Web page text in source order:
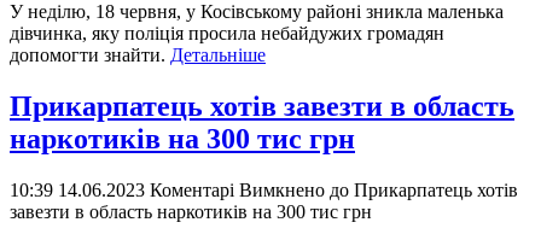
У неділю, 18 червня, у Косівському районі зникла маленька
дівчинка, яку поліція просила небайдужих громадян
допомогти знайти. Детальніше
Прикарпатець хотів завезти в область
наркотиків на 300 тис грн
10:39 14.06.2023 Коментарі Вимкнено до Прикарпатець хотів
завезти в область наркотиків на 300 тис грн